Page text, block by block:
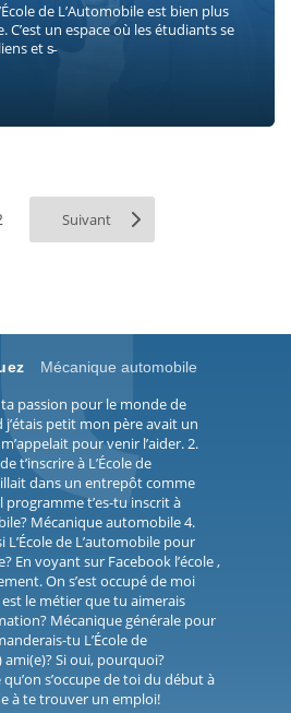
de L’Automobile est bien plus
C’est un espace où les étudiants se
et s̵
Suivant
Mécanique automobile
passion pour le monde de
j’étais petit mon père avait un
pour venir l’aider. 2.
t’inscrire à L’École de
dans un entrepôt comme
programme t’es-tu inscrit à
Mécanique automobile 4.
de L’automobile pour
En voyant sur Facebook l’école ,
On s’est occupé de moi
le métier que tu aimerais
Mécanique générale pour
tu L’École de
ami(e)? Si oui, pourquoi?
s’occupe de toi du début à
à te trouver un emploi!